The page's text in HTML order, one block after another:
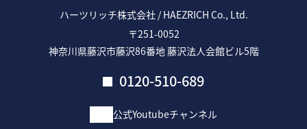
ハーツリッチ株式会社 / HAEZRICH Co., Ltd.
〒251-0052
神奈川県藤沢市藤沢86番地 藤沢法人会館ビル5階
0120-510-689
公式Youtubeチャンネル